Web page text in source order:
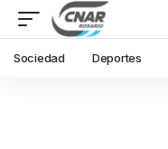
Sociedad Deportes